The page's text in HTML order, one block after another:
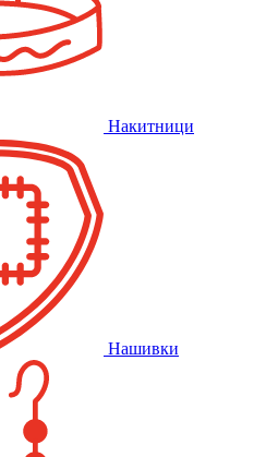
Накитници
Нашивки